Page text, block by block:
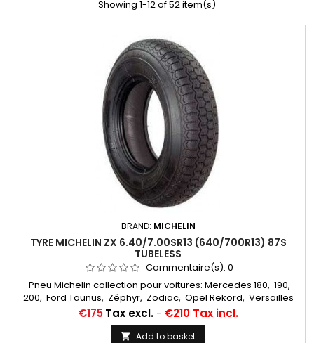
Showing 1-12 of 52 item(s)
BRAND: MICHELIN
TYRE MICHELIN ZX 6.40/7.00SR13 (640/700R13) 87S
TUBELESS
Commentaire(s): 0
Pneu Michelin collection pour voitures: Mercedes 180, 190,
200, Ford Taunus, Zéphyr, Zodiac, Opel Rekord, Versailles
Chambres à air conseillées: 13 F 13... Autres
appellations: 6,40R13, 7,00R13, 6,40x13, 7,00x13, 7,00-13, 6,40-13,
6,40/7,00x13, 6,40/7,00-13, 6,40/7,00/13, 640/700/13
Price
€175 Tax excl.- €210 Tax incl.
 Add to basket